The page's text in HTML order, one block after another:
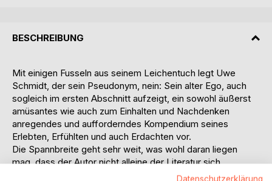
BESCHREIBUNG
Mit einigen Fusseln aus seinem Leichentuch legt Uwe
Schmidt, der sein Pseudonym, nein: Sein alter Ego, auch
sogleich im ersten Abschnitt aufzeigt, ein sowohl äußerst
amüsantes wie auch zum Einhalten und Nachdenken
anregendes und aufforderndes Kompendium seines
Erlebten, Erfühlten und auch Erdachten vor.
Die Spannbreite geht sehr weit, was wohl daran liegen
mag, dass der Autor nicht alleine der Literatur sich
verbunden fühlt – er ist auch bildender Künstler, als Maler
Datenschutzerklärung